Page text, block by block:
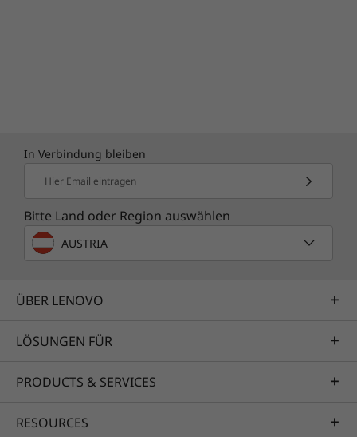
In Verbindung bleiben
Hier Email eintragen
Bitte Land oder Region auswählen
AUSTRIA
ÜBER LENOVO
LÖSUNGEN FÜR
PRODUCTS & SERVICES
RESOURCES